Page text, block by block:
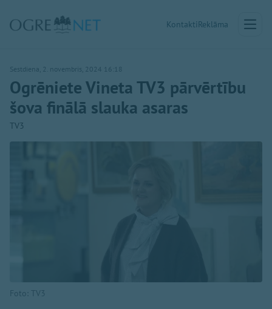
KontaktiReklāma
Sestdiena, 2. novembris, 2024 16:18
Ogrēniete Vineta TV3 pārvērtību
šova finālā slauka asaras
TV3
Foto: TV3